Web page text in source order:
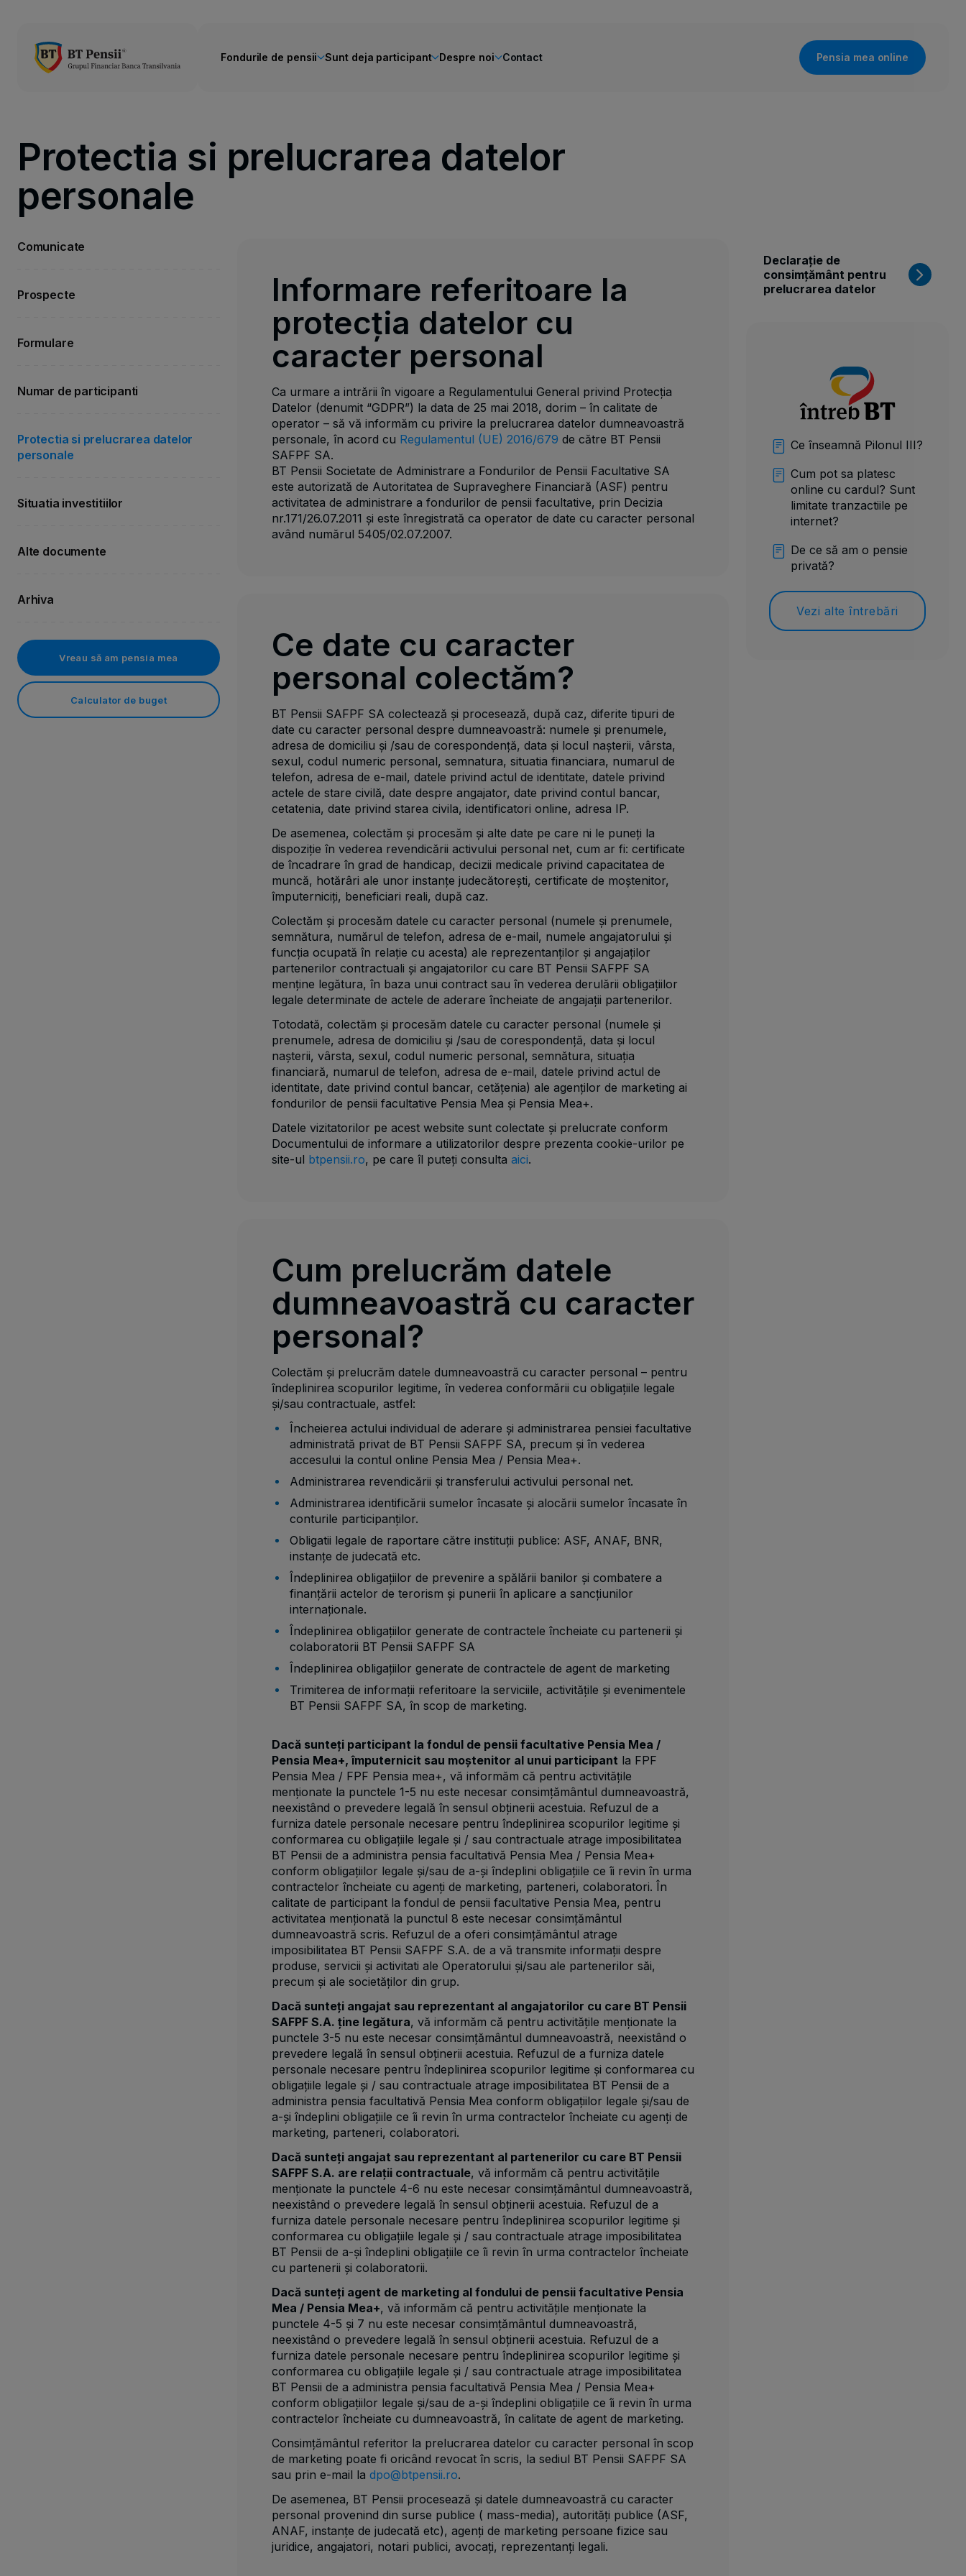
Fondurile de pensii Sunt deja participant Despre noi Contact Pensia mea online
Protectia si prelucrarea datelor
personale
Comunicate
Prospecte
Formulare
Numar de participanti
Protectia si prelucrarea datelor
personale
Situatia investitiilor
Alte documente
Arhiva
Vreau să am pensia mea
Calculator de buget
Informare referitoare la
protecția datelor cu
caracter personal
Ca urmare a intrării în vigoare a Regulamentului General privind Protecția
Datelor (denumit “GDPR”) la data de 25 mai 2018, dorim – în calitate de
operator – să vă informăm cu privire la prelucrarea datelor dumneavoastră
personale, în acord cu Regulamentul (UE) 2016/679 de către BT Pensii
SAFPF SA.
BT Pensii Societate de Administrare a Fondurilor de Pensii Facultative SA
este autorizată de Autoritatea de Supraveghere Financiară (ASF) pentru
activitatea de administrare a fondurilor de pensii facultative, prin Decizia
nr.171/26.07.2011 și este înregistrată ca operator de date cu caracter personal
având numărul 5405/02.07.2007.
Ce date cu caracter
personal colectăm?
BT Pensii SAFPF SA colectează și procesează, după caz, diferite tipuri de
date cu caracter personal despre dumneavoastră: numele și prenumele,
adresa de domiciliu și /sau de corespondență, data și locul nașterii, vârsta,
sexul, codul numeric personal, semnatura, situatia financiara, numarul de
telefon, adresa de e-mail, datele privind actul de identitate, datele privind
actele de stare civilă, date despre angajator, date privind contul bancar,
cetatenia, date privind starea civila, identificatori online, adresa IP.
De asemenea, colectăm și procesăm și alte date pe care ni le puneți la
dispoziție în vederea revendicării activului personal net, cum ar fi: certificate
de încadrare în grad de handicap, decizii medicale privind capacitatea de
muncă, hotărâri ale unor instanțe judecătorești, certificate de moștenitor,
împuterniciți, beneficiari reali, după caz.
Colectăm și procesăm datele cu caracter personal (numele și prenumele,
semnătura, numărul de telefon, adresa de e-mail, numele angajatorului și
funcția ocupată în relație cu acesta) ale reprezentanților și angajaților
partenerilor contractuali și angajatorilor cu care BT Pensii SAFPF SA
menține legătura, în baza unui contract sau în vederea derulării obligațiilor
legale determinate de actele de aderare încheiate de angajații partenerilor.
Totodată, colectăm și procesăm datele cu caracter personal (numele și
prenumele, adresa de domiciliu și /sau de corespondență, data și locul
nașterii, vârsta, sexul, codul numeric personal, semnătura, situația
financiară, numarul de telefon, adresa de e-mail, datele privind actul de
identitate, date privind contul bancar, cetățenia) ale agenților de marketing ai
fondurilor de pensii facultative Pensia Mea și Pensia Mea+.
Datele vizitatorilor pe acest website sunt colectate și prelucrate conform
Documentului de informare a utilizatorilor despre prezenta cookie-urilor pe
site-ul btpensii.ro, pe care îl puteți consulta aici.
Cum prelucrăm datele
dumneavoastră cu caracter
personal?
Colectăm și prelucrăm datele dumneavoastră cu caracter personal – pentru
îndeplinirea scopurilor legitime, în vederea conformării cu obligațiile legale
și/sau contractuale, astfel:
Încheierea actului individual de aderare și administrarea pensiei facultative
administrată privat de BT Pensii SAFPF SA, precum și în vederea
accesului la contul online Pensia Mea / Pensia Mea+.
Administrarea revendicării și transferului activului personal net.
Administrarea identificării sumelor încasate și alocării sumelor încasate în
conturile participanților.
Obligatii legale de raportare către instituții publice: ASF, ANAF, BNR,
instanțe de judecată etc.
Îndeplinirea obligațiilor de prevenire a spălării banilor și combatere a
finanțării actelor de terorism și punerii în aplicare a sancțiunilor
internaționale.
Îndeplinirea obligațiilor generate de contractele încheiate cu partenerii și
colaboratorii BT Pensii SAFPF SA
Îndeplinirea obligațiilor generate de contractele de agent de marketing
Trimiterea de informații referitoare la serviciile, activitățile și evenimentele
BT Pensii SAFPF SA, în scop de marketing.
Dacă sunteți participant la fondul de pensii facultative Pensia Mea /
Pensia Mea+, împuternicit sau moștenitor al unui participant la FPF
Pensia Mea / FPF Pensia mea+, vă informăm că pentru activitățile
menționate la punctele 1-5 nu este necesar consimțământul dumneavoastră,
neexistând o prevedere legală în sensul obținerii acestuia. Refuzul de a
furniza datele personale necesare pentru îndeplinirea scopurilor legitime și
conformarea cu obligațiile legale și / sau contractuale atrage imposibilitatea
BT Pensii de a administra pensia facultativă Pensia Mea / Pensia Mea+
conform obligațiilor legale și/sau de a-și îndeplini obligațiile ce îi revin în urma
contractelor încheiate cu agenți de marketing, parteneri, colaboratori. În
calitate de participant la fondul de pensii facultative Pensia Mea, pentru
activitatea menționată la punctul 8 este necesar consimțământul
dumneavoastră scris. Refuzul de a oferi consimțământul atrage
imposibilitatea BT Pensii SAFPF S.A. de a vă transmite informații despre
produse, servicii și activitati ale Operatorului și/sau ale partenerilor săi,
precum și ale societăților din grup.
Dacă sunteți angajat sau reprezentant al angajatorilor cu care BT Pensii
SAFPF S.A. ține legătura, vă informăm că pentru activitățile menționate la
punctele 3-5 nu este necesar consimțământul dumneavoastră, neexistând o
prevedere legală în sensul obținerii acestuia. Refuzul de a furniza datele
personale necesare pentru îndeplinirea scopurilor legitime și conformarea cu
obligațiile legale și / sau contractuale atrage imposibilitatea BT Pensii de a
administra pensia facultativă Pensia Mea conform obligațiilor legale și/sau de
a-și îndeplini obligațiile ce îi revin în urma contractelor încheiate cu agenți de
marketing, parteneri, colaboratori.
Dacă sunteți angajat sau reprezentant al partenerilor cu care BT Pensii
SAFPF S.A. are relații contractuale, vă informăm că pentru activitățile
menționate la punctele 4-6 nu este necesar consimțământul dumneavoastră,
neexistând o prevedere legală în sensul obținerii acestuia. Refuzul de a
furniza datele personale necesare pentru îndeplinirea scopurilor legitime și
conformarea cu obligațiile legale și / sau contractuale atrage imposibilitatea
BT Pensii de a-și îndeplini obligațiile ce îi revin în urma contractelor încheiate
cu partenerii și colaboratorii.
Dacă sunteți agent de marketing al fondului de pensii facultative Pensia
Mea / Pensia Mea+, vă informăm că pentru activitățile menționate la
punctele 4-5 și 7 nu este necesar consimțământul dumneavoastră,
neexistând o prevedere legală în sensul obținerii acestuia. Refuzul de a
furniza datele personale necesare pentru îndeplinirea scopurilor legitime și
conformarea cu obligațiile legale și / sau contractuale atrage imposibilitatea
BT Pensii de a administra pensia facultativă Pensia Mea / Pensia Mea+
conform obligațiilor legale și/sau de a-și îndeplini obligațiile ce îi revin în urma
contractelor încheiate cu dumneavoastră, în calitate de agent de marketing.
Consimțământul referitor la prelucrarea datelor cu caracter personal în scop
de marketing poate fi oricând revocat în scris, la sediul BT Pensii SAFPF SA
sau prin e-mail la dpo@btpensii.ro.
De asemenea, BT Pensii procesează și datele dumneavoastră cu caracter
personal provenind din surse publice ( mass-media), autorități publice (ASF,
ANAF, instanțe de judecată etc), agenți de marketing persoane fizice sau
juridice, angajatori, notari publici, avocați, reprezentanți legali.
Declarație de
consimțământ pentru
prelucrarea datelor
Ce înseamnă Pilonul III?
Cum pot sa platesc
online cu cardul? Sunt
limitate tranzactiile pe
internet?
De ce să am o pensie
privată?
Vezi alte întrebări